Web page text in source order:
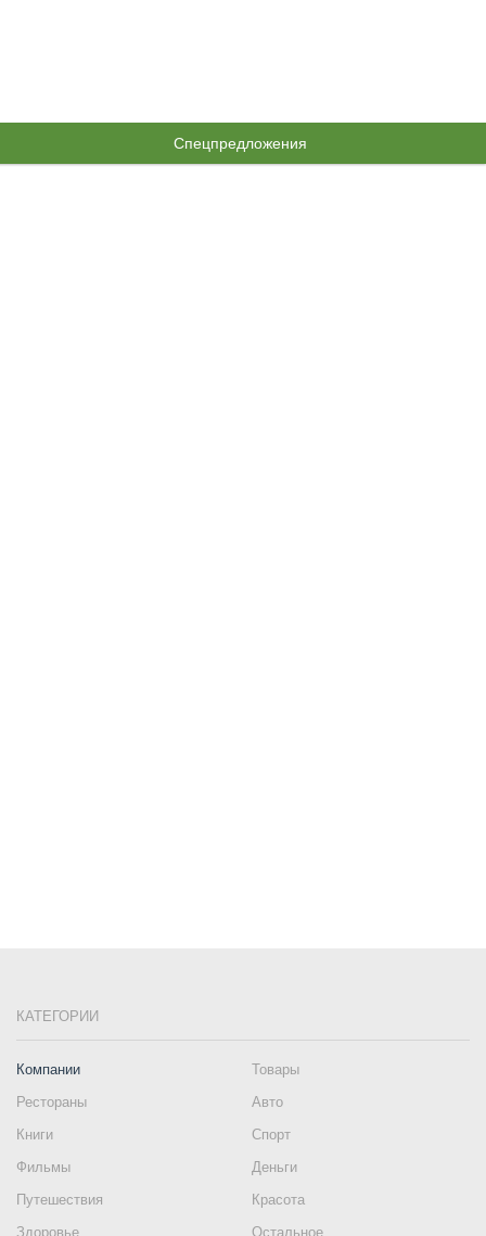
Спецпредложения
КАТЕГОРИИ
Компании
Товары
Рестораны
Авто
Книги
Спорт
Фильмы
Деньги
Путешествия
Красота
Здоровье
Остальное